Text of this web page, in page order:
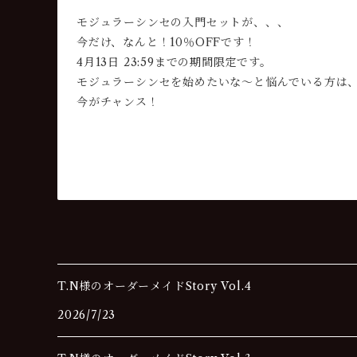
モジュラーシンセの入門セットが、、、
今だけ、なんと！10％OFFです！
4月13日 23:59までの期間限定です。
モジュラーシンセを始めたいな～と悩んでいる方は
今がチャンス！
T.N様のオーダーメイドStory Vol.4
2026/7/23